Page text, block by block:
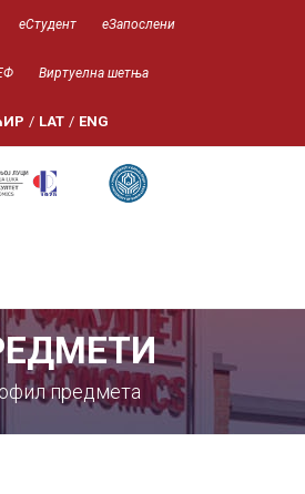
еСтудент еЗапослени
Виртуелна шетња
/ LAT / ENG
предмета